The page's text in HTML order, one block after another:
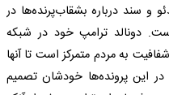
و سند درباره بشقاب‌پرنده‌ها در
است. دونالد ترامپ خود در شبکه
به مردم متمرکز است تا آنها
در این پرونده‌ها خودشان تصمیم